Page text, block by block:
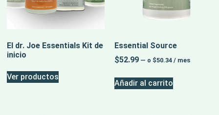
El dr. Joe Essentials Kit de
inicio
Ver productos
Essential Source
$52.99 — o $50.34 / mes
Añadir al carrito